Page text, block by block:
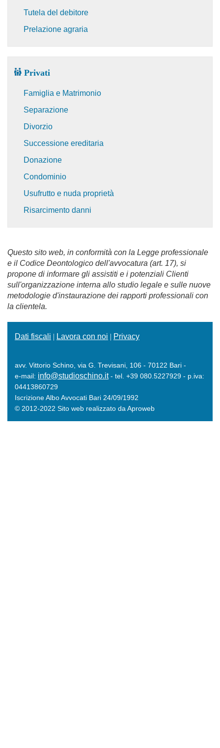
Tutela del debitore
Prelazione agraria
Privati
Famiglia e Matrimonio
Separazione
Divorzio
Successione ereditaria
Donazione
Condominio
Usufrutto e nuda proprietà
Risarcimento danni
Questo sito web, in conformità con la Legge professionale
e il Codice Deontologico dell'avvocatura (art. 17), si
propone di informare gli assistiti e i potenziali Clienti
sull'organizzazione interna allo studio legale e sulle nuove
metodologie d'instaurazione dei rapporti professionali con
la clientela.
Dati fiscali | Lavora con noi | Privacy
avv. Vittorio Schino, via G. Trevisani, 106 - 70122 Bari -
e-mail: info@studioschino.it- tel. +39 080.5227929 - p.iva:
04413860729
Iscrizione Albo Avvocati Bari 24/09/1992
© 2012-2022 Sito web realizzato da Aproweb